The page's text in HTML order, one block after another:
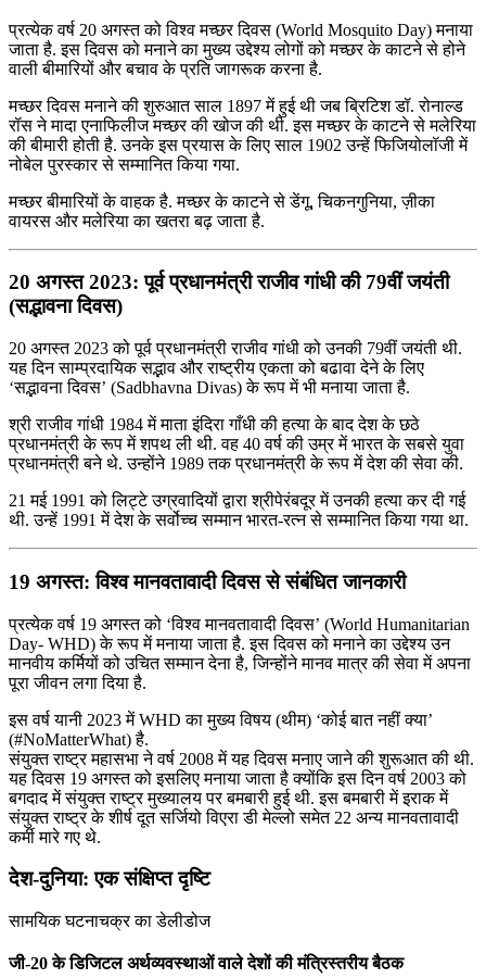
प्रत्येक वर्ष 20 अगस्त को विश्व मच्छर दिवस (World Mosquito Day) मनाया
जाता है. इस दिवस को मनाने का मुख्य उद्देश्य लोगों को मच्छर के काटने से होने
वाली बीमारियों और बचाव के प्रति जागरूक करना है.
मच्छर दिवस मनाने की शुरुआत साल 1897 में हुई थी जब ब्रिटिश डॉ. रोनाल्ड
रॉस ने मादा एनाफिलीज मच्छर की खोज की थी. इस मच्छर के काटने से मलेरिया
की बीमारी होती है. उनके इस प्रयास के लिए साल 1902 उन्हें फिजियोलॉजी में
नोबेल पुरस्कार से सम्मानित किया गया.
मच्छर बीमारियों के वाहक है. मच्छर के काटने से डेंगू, चिकनगुनिया, ज़ीका
वायरस और मलेरिया का खतरा बढ़ जाता है.
20 अगस्त 2023: पूर्व प्रधानमंत्री राजीव गांधी की 79वीं जयंती
(सद्भावना दिवस)
20 अगस्त 2023 को पूर्व प्रधानमंत्री राजीव गांधी को उनकी 79वीं जयंती थी.
यह दिन साम्प्रदायिक सद्भाव और राष्ट्रीय एकता को बढावा देने के लिए
‘सद्भावना दिवस’ (Sadbhavna Divas) के रूप में भी मनाया जाता है.
श्री राजीव गांधी 1984 में माता इंदिरा गाँधी की हत्या के बाद देश के छठे
प्रधानमंत्री के रूप में शपथ ली थी. वह 40 वर्ष की उम्र में भारत के सबसे युवा
प्रधानमंत्री बने थे. उन्होंने 1989 तक प्रधानमंत्री के रूप में देश की सेवा की.
21 मई 1991 को लिट्टे उग्रवादियों द्वारा श्रीपेरंबदूर में उनकी हत्या कर दी गई
थी. उन्हें 1991 में देश के सर्वोच्च सम्मान भारत-रत्न से सम्मानित किया गया था.
19 अगस्त: विश्व मानवतावादी दिवस से संबंधित जानकारी
प्रत्येक वर्ष 19 अगस्त को ‘विश्व मानवतावादी दिवस’ (World Humanitarian
Day- WHD) के रूप में मनाया जाता है. इस दिवस को मनाने का उद्देश्य उन
मानवीय कर्मियों को उचित सम्मान देना है, जिन्होंने मानव मात्र की सेवा में अपना
पूरा जीवन लगा दिया है.
इस वर्ष यानी 2023 में WHD का मुख्य विषय (थीम) ‘कोई बात नहीं क्या’
(#NoMatterWhat) है.
संयुक्त राष्ट्र महासभा ने वर्ष 2008 में यह दिवस मनाए जाने की शुरूआत की थी.
यह दिवस 19 अगस्त को इसलिए मनाया जाता है क्योंकि इस दिन वर्ष 2003 को
बगदाद में संयुक्त राष्ट्र मुख्यालय पर बमबारी हुई थी. इस बमबारी में इराक में
संयुक्त राष्ट्र के शीर्ष दूत सर्जियो विएरा डी मेल्लो समेत 22 अन्य मानवतावादी
कर्मी मारे गए थे.
देश-दुनिया: एक संक्षिप्त दृष्टि
सामयिक घटनाचक्र का डेलीडोज
जी-20 के डिजिटल अर्थव्यवस्थाओं वाले देशों की मंत्रिस्‍तरीय बैठक